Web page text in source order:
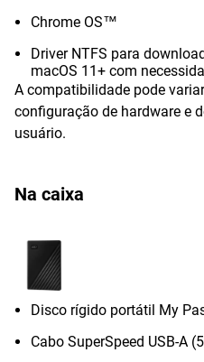
Chrome OS™
Driver NTFS para
macOS 11+ com
A compatibilidade pode
configuração de hardware e
usuário.
Na caixa
Disco rígido portátil My
Cabo SuperSpeed USB-A